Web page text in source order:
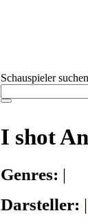
Schauspieler suchen
I shot
Genres: |
Darsteller: |